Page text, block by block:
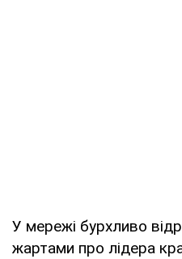
У мережі бурхливо
жартами про лідера